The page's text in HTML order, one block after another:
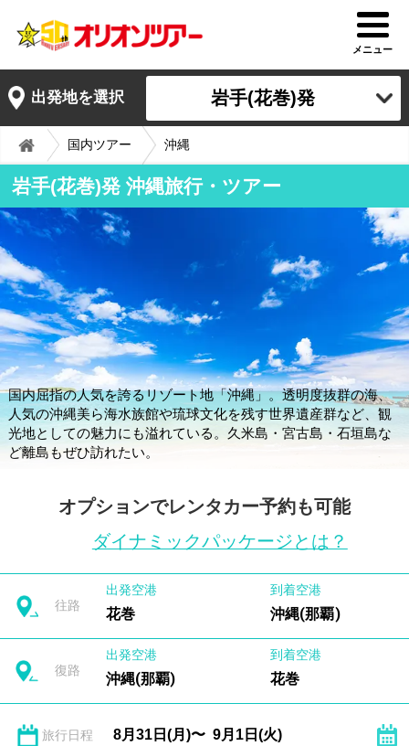
メニュー
出発地を選択 岩手(花巻)発
国内ツアー 沖縄
岩手(花巻)発 沖縄旅行・ツアー
国内屈指の人気を誇るリゾート地「沖縄」。透明度抜群の海、
人気の沖縄美ら海水族館や琉球文化を残す世界遺産群など、観
光地としての魅力にも溢れている。久米島・宮古島・石垣島な
ど離島もぜひ訪れたい。
オプションでレンタカー予約も可能
ダイナミックパッケージとは？
往路
出発空港
花巻
到着空港
沖縄(那覇)
復路
出発空港
沖縄(那覇)
到着空港
花巻
旅行日程